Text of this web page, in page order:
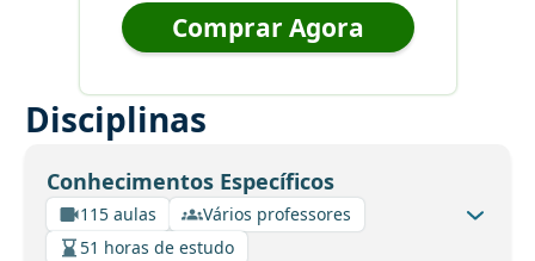
Comprar Agora
Disciplinas
Conhecimentos Específicos
115 aulas
Vários professores
51 horas de estudo